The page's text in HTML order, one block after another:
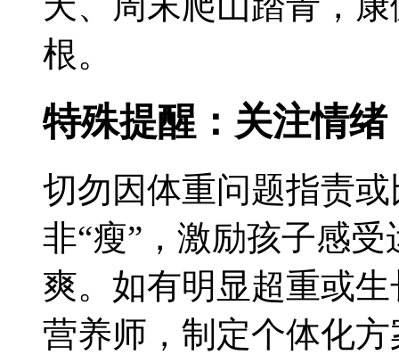
根。
特殊提醒：关注情
切勿因体重问题指责
非“瘦”，激励孩子感
爽。如有明显超重或
营养师，制定个体化方